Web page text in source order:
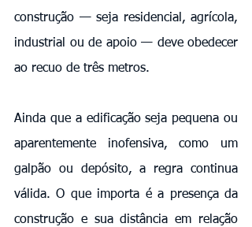
construção — seja residencial, agrícola,
industrial ou de apoio — deve obedecer
ao recuo de três metros.
Ainda que a edificação seja pequena ou
aparentemente inofensiva, como um
galpão ou depósito, a regra continua
válida. O que importa é a presença da
construção e sua distância em relação